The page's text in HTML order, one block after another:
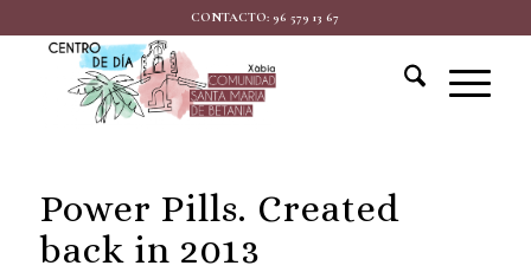
CONTACTO: 96 579 13 67
Power Pills. Created
back in 2013